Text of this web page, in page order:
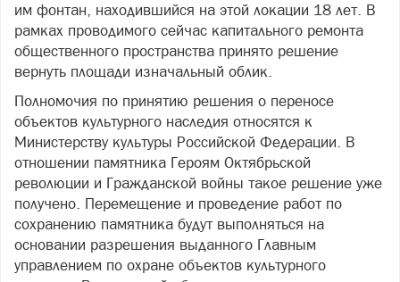
им фонтан, находившийся на этой локации 18 лет. В
рамках проводимого сейчас капитального ремонта
общественного пространства принято решение
вернуть площади изначальный облик.
Полномочия по принятию решения о переносе
объектов культурного наследия относятся к
Министерству культуры Российской Федерации. В
отношении памятника Героям Октябрьской
революции и Гражданской войны такое решение уже
получено. Перемещение и проведение работ по
сохранению памятника будут выполняться на
основании разрешения выданного Главным
управлением по охране объектов культурного